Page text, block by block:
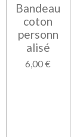
Bandeau
coton
personn
alisé
6,00 €